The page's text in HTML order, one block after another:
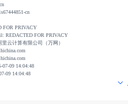
cn
FOR PRIVACY
REDACTED FOR PRIVACY
里云计算有限公司（万网）
07-09 14:04:48